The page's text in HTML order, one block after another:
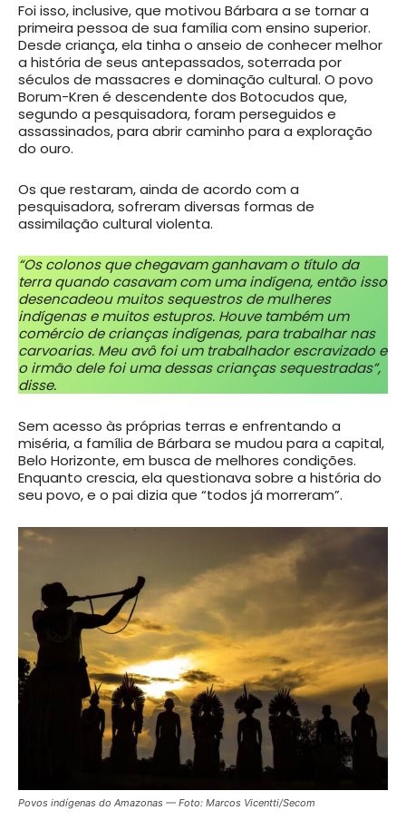
Foi isso, inclusive, que motivou Bárbara a se tornar a
primeira pessoa de sua família com ensino superior.
Desde criança, ela tinha o anseio de conhecer melhor
a história de seus antepassados, soterrada por
séculos de massacres e dominação cultural. O povo
Borum-Kren é descendente dos Botocudos que,
segundo a pesquisadora, foram perseguidos e
assassinados, para abrir caminho para a exploração
do ouro.
Os que restaram, ainda de acordo com a
pesquisadora, sofreram diversas formas de
assimilação cultural violenta.
“Os colonos que chegavam ganhavam o título da
terra quando casavam com uma indígena, então isso
desencadeou muitos sequestros de mulheres
indígenas e muitos estupros. Houve também um
comércio de crianças indígenas, para trabalhar nas
carvoarias. Meu avô foi um trabalhador escravizado e
o irmão dele foi uma dessas crianças sequestradas”,
disse.
Sem acesso às próprias terras e enfrentando a
miséria, a família de Bárbara se mudou para a capital,
Belo Horizonte, em busca de melhores condições.
Enquanto crescia, ela questionava sobre a história do
seu povo, e o pai dizia que “todos já morreram”.
Povos indígenas do Amazonas — Foto: Marcos Vicentti/Secom